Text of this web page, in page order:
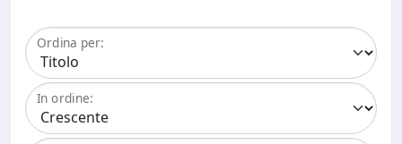
Ordina per:
In ordine: